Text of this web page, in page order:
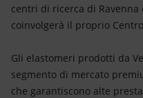
centri di ricerca di
coinvolgerà il proprio
Gli elastomeri prodotti da
segmento di mercato
che garantiscono alte